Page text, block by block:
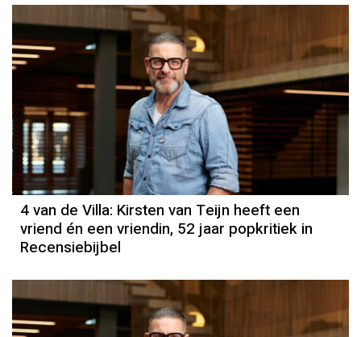
4 van de Villa: Kirsten van Teijn heeft een
vriend én een vriendin, 52 jaar popkritiek in
Recensiebijbel